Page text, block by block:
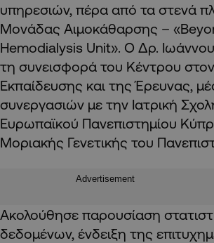
υπηρεσιών, πέρα από τα στενά
Μονάδας Αιμοκάθαρσης –
Hemodialysis Unit». Ο Δρ.
τη συνεισφορά του Κέντρου
Εκπαίδευσης και της Έρευνας,
συνεργασιών με την Ιατρική
Ευρωπαϊκού Πανεπιστημίου
Μοριακής Γενετικής του
Advertisement
Ακολούθησε παρουσίαση
δεδομένων, ένδειξη της